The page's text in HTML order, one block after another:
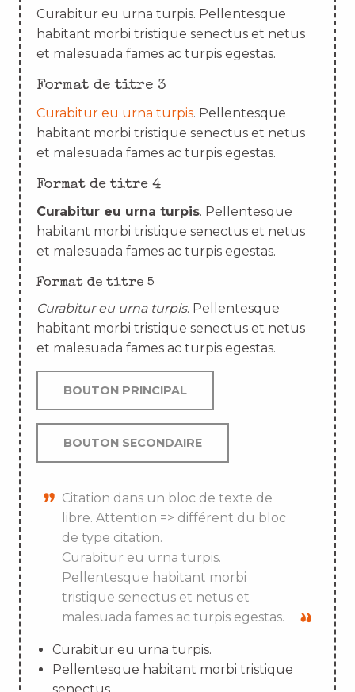
Curabitur eu urna turpis. Pellentesque
habitant morbi tristique senectus et netus
et malesuada fames ac turpis egestas.
Format de titre 3
Curabitur eu urna turpis. Pellentesque
habitant morbi tristique senectus et netus
et malesuada fames ac turpis egestas.
Format de titre 4
Curabitur eu urna turpis. Pellentesque
habitant morbi tristique senectus et netus
et malesuada fames ac turpis egestas.
Format de titre 5
Curabitur eu urna turpis. Pellentesque
habitant morbi tristique senectus et netus
et malesuada fames ac turpis egestas.
BOUTON PRINCIPAL
BOUTON SECONDAIRE
Citation dans un bloc de texte de
libre. Attention => différent du bloc
de type citation.
Curabitur eu urna turpis.
Pellentesque habitant morbi
tristique senectus et netus et
malesuada fames ac turpis egestas.
Curabitur eu urna turpis.
Pellentesque habitant morbi tristique